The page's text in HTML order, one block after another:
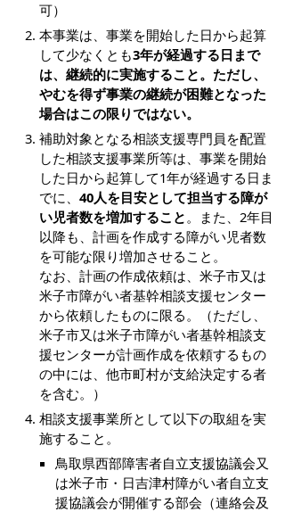
可）
本事業は、事業を開始した日から起算
して少なくとも3年が経過する日まで
は、継続的に実施すること。ただし、
やむを得ず事業の継続が困難となった
場合はこの限りではない。
補助対象となる相談支援専門員を配置
した相談支援事業所等は、事業を開始
した日から起算して1年が経過する日ま
でに、 40人を目安として担当する障が
い児者数を増加すること。また、2年目
以降も、計画を作成する障がい児者数
を可能な限り増加させること。
なお、計画の作成依頼は、米子市又は
米子市障がい者基幹相談支援センター
から依頼したものに限る。（ただし、
米子市又は米子市障がい者基幹相談支
援センターが計画作成を依頼するもの
の中には、他市町村が支給決定する者
を含む。）
相談支援事業所として以下の取組を実
施すること。
鳥取県西部障害者自立支援協議会又
は米子市・日吉津村障がい者自立支
援協議会が開催する部会（連絡会及